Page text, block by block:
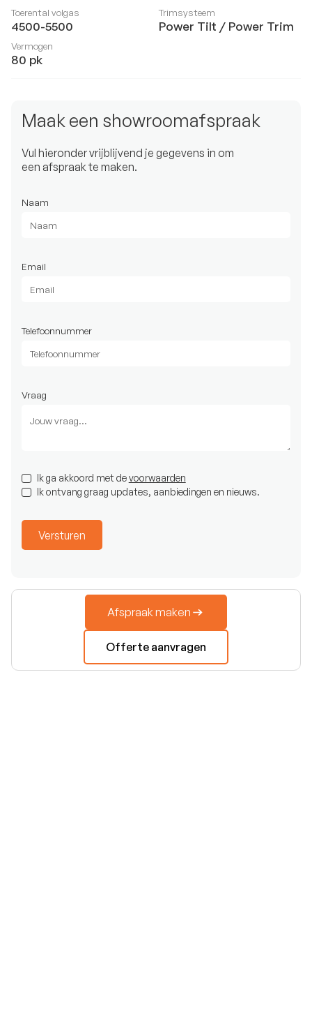
Toerental volgas
4500-5500
Trimsysteem
Power Tilt / Power Trim
Vermogen
80 pk
Maak een showroomafspraak
Vul hieronder vrijblijvend je gegevens in om
een afspraak te maken.
Naam
Email
Telefoonnummer
Vraag
Ik ga akkoord met devoorwaarden
Ik ontvang graag updates, aanbiedingen en nieuws.
Afspraak maken
Offerte aanvragen